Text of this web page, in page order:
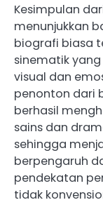
Kesimpulan
menunjukkan
biografi biasa
sinematik
visual dan
penonton dari
berhasil
sains dan
sehingga
berpengaruh
pendekatan
tidak